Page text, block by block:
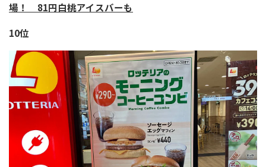
場！ 81円白桃アイスバーも
10位